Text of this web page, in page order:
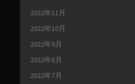
2022年11月
2022年10月
2022年9月
2022年8月
2022年7月